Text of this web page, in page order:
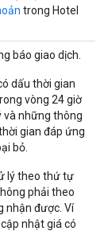
trong Hotel
báo giao dịch.
dấu thời gian
vòng 24 giờ
và những thông
gian đáp ứng
bỏ.
lý theo thứ tự
phải theo
nhận được. Ví
nhật giá có